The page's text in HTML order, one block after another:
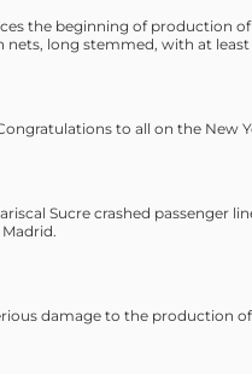
the beginning of production
nets, long stemmed, with at
to all on the New
Sucre crashed passenger
damage to the production